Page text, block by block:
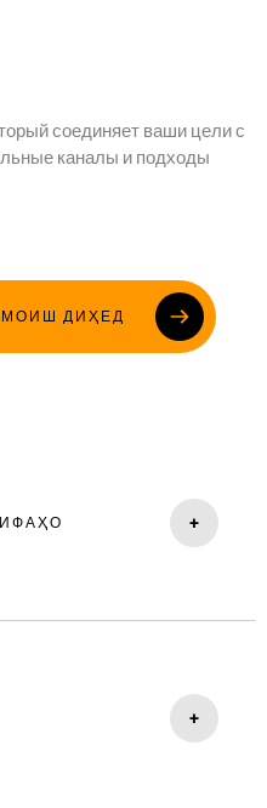
соединяет ваши цели с
каналы и подходы
ДИҲЕД
+
+